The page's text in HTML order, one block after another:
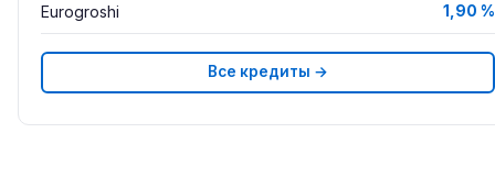
Eurogroshi 1,90 %
Все кредиты →